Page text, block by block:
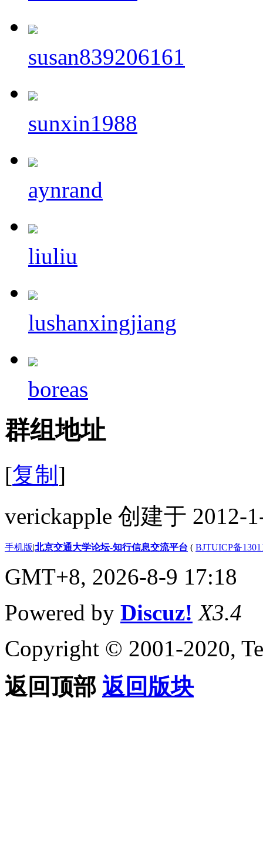
susan839206161
sunxin1988
aynrand
liuliu
lushanxingjiang
boreas
群组地址
[复制 ]
verickapple 创建于 2012-
手机版|北京交通大学论坛-知行信息交流平台 ( BJTUICP备
GMT+8, 2026-8-9 17:18
Powered by Discuz! X3.4
Copyright © 2001-2020,
返回顶部 返回版块